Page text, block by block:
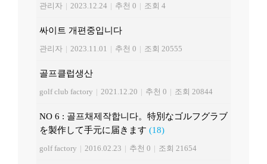
관리자 | 2023.12.24 | 추천 0 | 조회 4
싸이트 개편중입니다
관리자 | 2023.11.01 | 추천 0 | 조회 20555
골프클럽생산
golf club factory | 2021.12.20 | 추천 0 | 조회 20844
NO 6 : 골프채제작합니다。特別なゴルフグラブ
を製作して手元に届きます (18)
golf factory | 2016.02.23 | 추천 0 | 조회 21654